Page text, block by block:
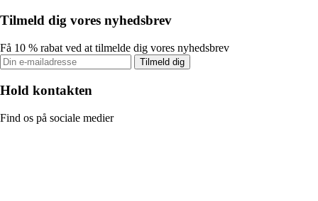
Tilmeld dig vores nyhedsbrev
Få 10 % rabat ved at tilmelde dig vores nyhedsbrev
Tilmeld dig
Hold kontakten
Find os på sociale medier